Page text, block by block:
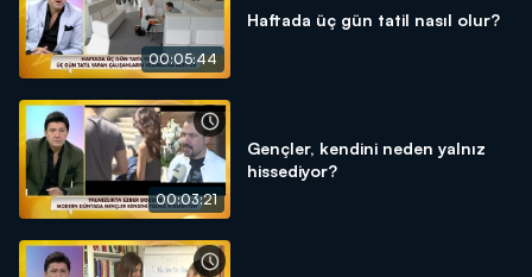
00:05:44
Haftada üç gün tatil nasıl olur?
00:03:21
Gençler, kendini neden yalnız
hissediyor?